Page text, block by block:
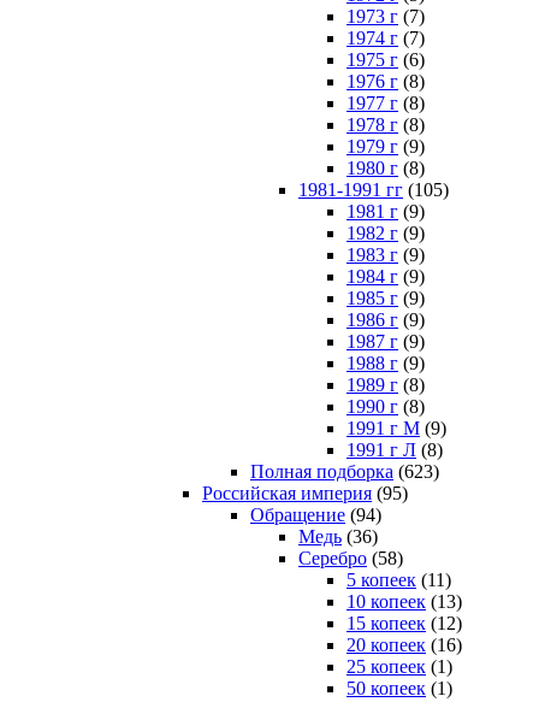
1973 г (7)
1974 г (7)
1975 г (6)
1976 г (8)
1977 г (8)
1978 г (8)
1979 г (9)
1980 г (8)
1981-1991 гг (105)
1981 г (9)
1982 г (9)
1983 г (9)
1984 г (9)
1985 г (9)
1986 г (9)
1987 г (9)
1988 г (9)
1989 г (8)
1990 г (8)
1991 г М (9)
1991 г Л (8)
Полная подборка (623)
Российская империя (95)
Обращение (94)
Медь (36)
Серебро (58)
5 копеек (11)
10 копеек (13)
15 копеек (12)
20 копеек (16)
25 копеек (1)
50 копеек (1)